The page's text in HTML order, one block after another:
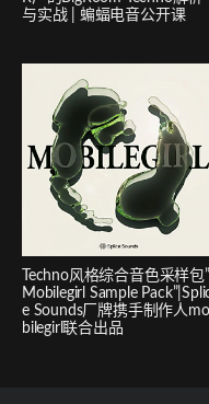
与实战 | 蝙蝠电音公开课
Techno风格综合音色采样包”
Mobilegirl Sample
e Sounds厂牌携手制作人mo
bilegirl联合出品